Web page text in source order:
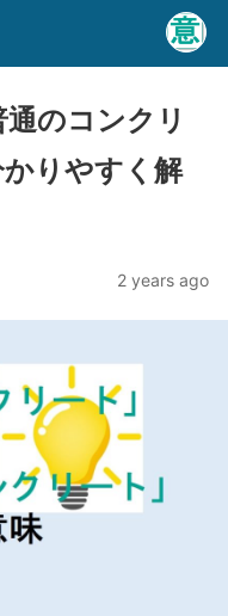
のコンクリ
りやすく解
2 years ago